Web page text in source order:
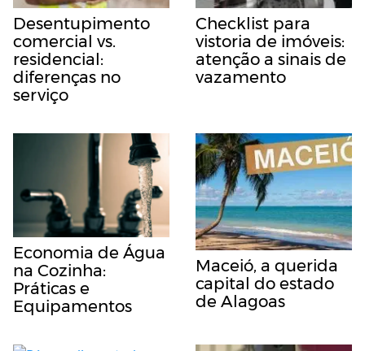
Desentupimento
comercial vs.
residencial:
diferenças no
serviço
Checklist para
vistoria de imóveis:
atenção a sinais de
vazamento
Economia de Água
na Cozinha:
Práticas e
Equipamentos
Maceió, a querida
capital do estado
de Alagoas